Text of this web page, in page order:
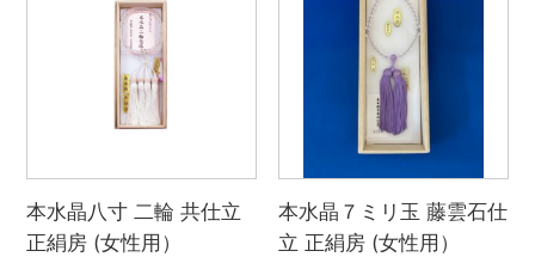
本水晶八寸 二輪 共仕立
正絹房 (女性用）
本水晶７ミリ玉 藤雲石仕
立 正絹房 (女性用）